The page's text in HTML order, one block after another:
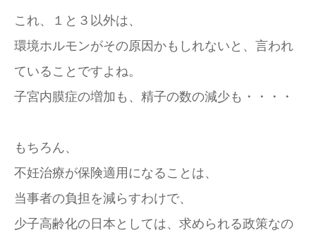
これ、１と３以外は、
環境ホルモンがその原因かもしれないと、言われ
ていることですよね。
子宮内膜症の増加も、精子の数の減少も・・・・
もちろん、
不妊治療が保険適用になることは、
当事者の負担を減らすわけで、
少子高齢化の日本としては、求められる政策なの